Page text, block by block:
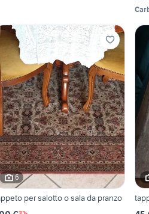
6
per salotto o sala da pranzo